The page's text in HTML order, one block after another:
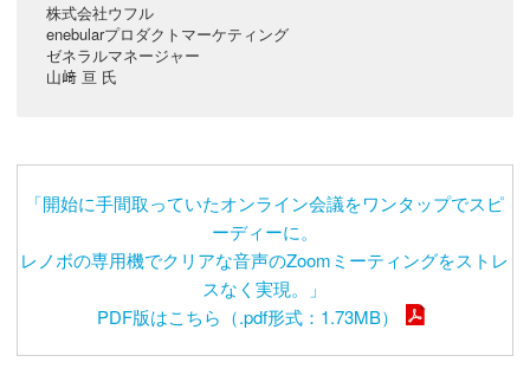
株式会社ウフル
enebularプロダクトマーケティング
ゼネラルマネージャー
山﨑 亘 氏
「開始に手間取っていたオンライン会議をワンタップでスピ
ーディーに。
レノボの専用機でクリアな音声のZoomミーティングをストレ
スなく実現。」
PDF版はこちら（.pdf形式：1.73MB）